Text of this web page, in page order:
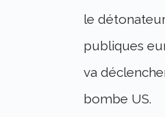
le
publiques
va
bombe US.